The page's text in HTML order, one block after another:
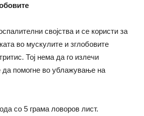
својства и се користи за
во мускулите и зглобовите
Тој нема да го излечи
да помогне во ублажување на
со 5 грама ловоров лист.